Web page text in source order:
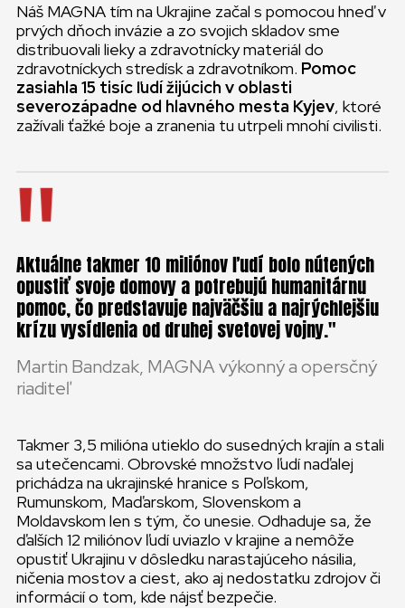
Náš MAGNA tím na Ukrajine začal s pomocou hneď v
prvých dňoch invázie a zo svojich skladov sme
distribuovali lieky a zdravotnícky materiál do
zdravotníckych stredísk a zdravotníkom. Pomoc
zasiahla 15 tisíc ľudí žijúcich v oblasti
severozápadne od hlavného mesta Kyjev, ktoré
zažívali ťažké boje a zranenia tu utrpeli mnohí civilisti.
Aktuálne takmer 10 miliónov ľudí bolo nútených
opustiť svoje domovy a potrebujú humanitárnu
pomoc, čo predstavuje najväčšiu a najrýchlejšiu
krízu vysídlenia od druhej svetovej vojny.
Martin Bandzak, MAGNA výkonný a opersčný
riaditeľ
Takmer 3,5 milióna utieklo do susedných krajín a stali
sa utečencami. Obrovské množstvo ľudí naďalej
prichádza na ukrajinské hranice s Poľskom,
Rumunskom, Maďarskom, Slovenskom a
Moldavskom len s tým, čo unesie. Odhaduje sa, že
ďalších 12 miliónov ľudí uviazlo v krajine a nemôže
opustiť Ukrajinu v dôsledku narastajúceho násilia,
ničenia mostov a ciest, ako aj nedostatku zdrojov či
informácií o tom, kde nájsť bezpečie.